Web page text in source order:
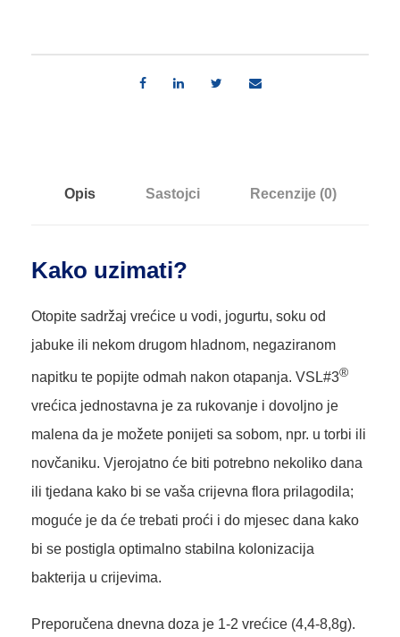
Opis Sastojci Recenzije (0)
Kako uzimati?
Otopite sadržaj vrećice u vodi, jogurtu, soku od
jabuke ili nekom drugom hladnom, negaziranom
napitku te popijte odmah nakon otapanja. VSL#3®
vrećica jednostavna je za rukovanje i dovoljno je
malena da je možete ponijeti sa sobom, npr. u torbi ili
novčaniku. Vjerojatno će biti potrebno nekoliko dana
ili tjedana kako bi se vaša crijevna flora prilagodila;
moguće je da će trebati proći i do mjesec dana kako
bi se postigla optimalno stabilna kolonizacija
bakterija u crijevima.
Preporučena dnevna doza je 1-2 vrećice (4,4-8,8g).